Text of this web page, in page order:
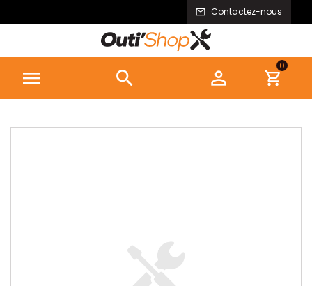
Contactez-nous
  
0